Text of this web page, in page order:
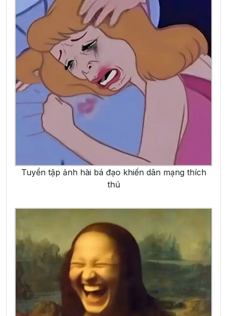
Tuyển tập ảnh hài bá đạo khiến dân mạng thích
thú